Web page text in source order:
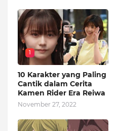
1
10 Karakter yang Paling
Cantik dalam Cerita
Kamen Rider Era Reiwa
November 27, 2022